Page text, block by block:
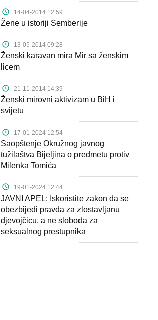
14-04-2014 12:59
Žene u istoriji Semberije
13-05-2014 09:28
Ženski karavan mira Mir sa ženskim
licem
21-11-2014 14:39
Ženski mirovni aktivizam u BiH i
svijetu
17-01-2024 12:54
Saopštenje Okružnog javnog
tužilaštva Bijeljina o predmetu protiv
Milenka Tomića
19-01-2024 12:44
JAVNI APEL: Iskoristite zakon da se
obezbijedi pravda za zlostavljanu
djevojčicu, a ne sloboda za
seksualnog prestupnika